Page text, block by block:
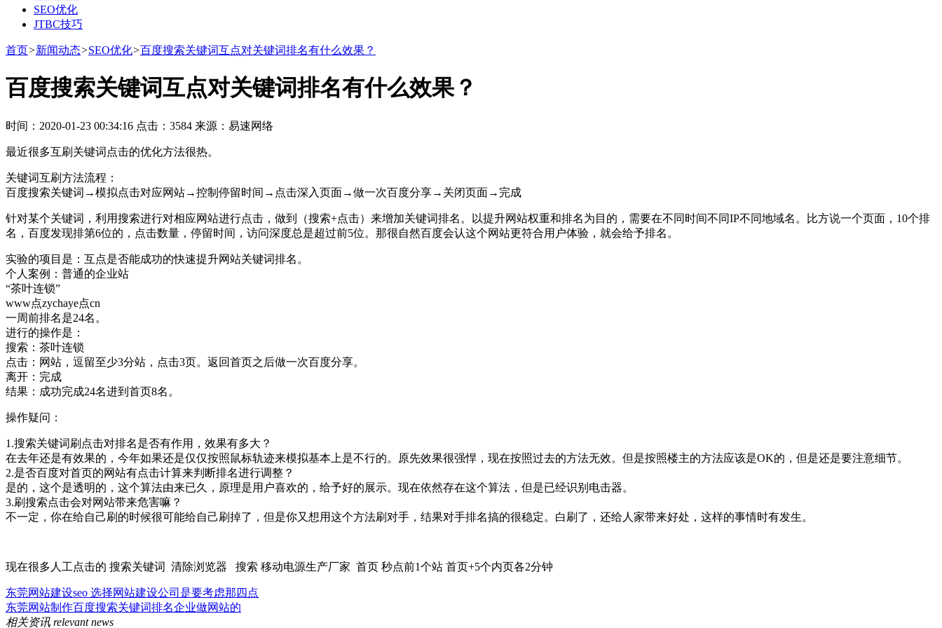
SEO优化
JTBC技巧
首页>新闻动态>SEO优化>百度搜索关键词互点对关键词排名有什么效果？
百度搜索关键词互点对关键词排名有什么效果？
时间：2020-01-23 00:34:16 点击：3584 来源：易速网络
最近很多互刷关键词点击的优化方法很热。
关键词互刷方法流程：
百度搜索关键词→模拟点击对应网站→控制停留时间→点击深入页面→做一次百度分享→关闭页面→完成
针对某个关键词，利用搜索进行对相应网站进行点击，做到（搜索+点击）来增加关键词排名。以提升网站权重和排名为目的，需要在不同时间不同IP不同地域名。比方说一个页面，10个排
名，百度发现排第6位的，点击数量，停留时间，访问深度总是超过前5位。那很自然百度会认这个网站更符合用户体验，就会给予排名。
实验的项目是：互点是否能成功的快速提升网站关键词排名。
个人案例：普通的企业站
“茶叶连锁”
www点zychaye点cn
一周前排名是24名。
进行的操作是：
搜索：茶叶连锁
点击：网站，逗留至少3分站，点击3页。返回首页之后做一次百度分享。
离开：完成
结果：成功完成24名进到首页8名。
操作疑问：
1.搜索关键词刷点击对排名是否有作用，效果有多大？
在去年还是有效果的，今年如果还是仅仅按照鼠标轨迹来模拟基本上是不行的。原先效果很强悍，现在按照过去的方法无效。但是按照楼主的方法应该是OK的，但是还是要注意细节。
2.是否百度对首页的网站有点击计算来判断排名进行调整？
是的，这个是透明的，这个算法由来已久，原理是用户喜欢的，给予好的展示。现在依然存在这个算法，但是已经识别电击器。
3.刷搜索点击会对网站带来危害嘛？
不一定，你在给自己刷的时候很可能给自己刷掉了，但是你又想用这个方法刷对手，结果对手排名搞的很稳定。白刷了，还给人家带来好处，这样的事情时有发生。
现在很多人工点击的 搜索关键词 清除浏览器 搜索 移动电源生产厂家 首页 秒点前1个站 首页+5个内页各2分钟
东莞网站建设seo 选择网站建设公司是要考虑那四点
东莞网站制作百度搜索关键词排名企业做网站的
相关资讯 relevant news